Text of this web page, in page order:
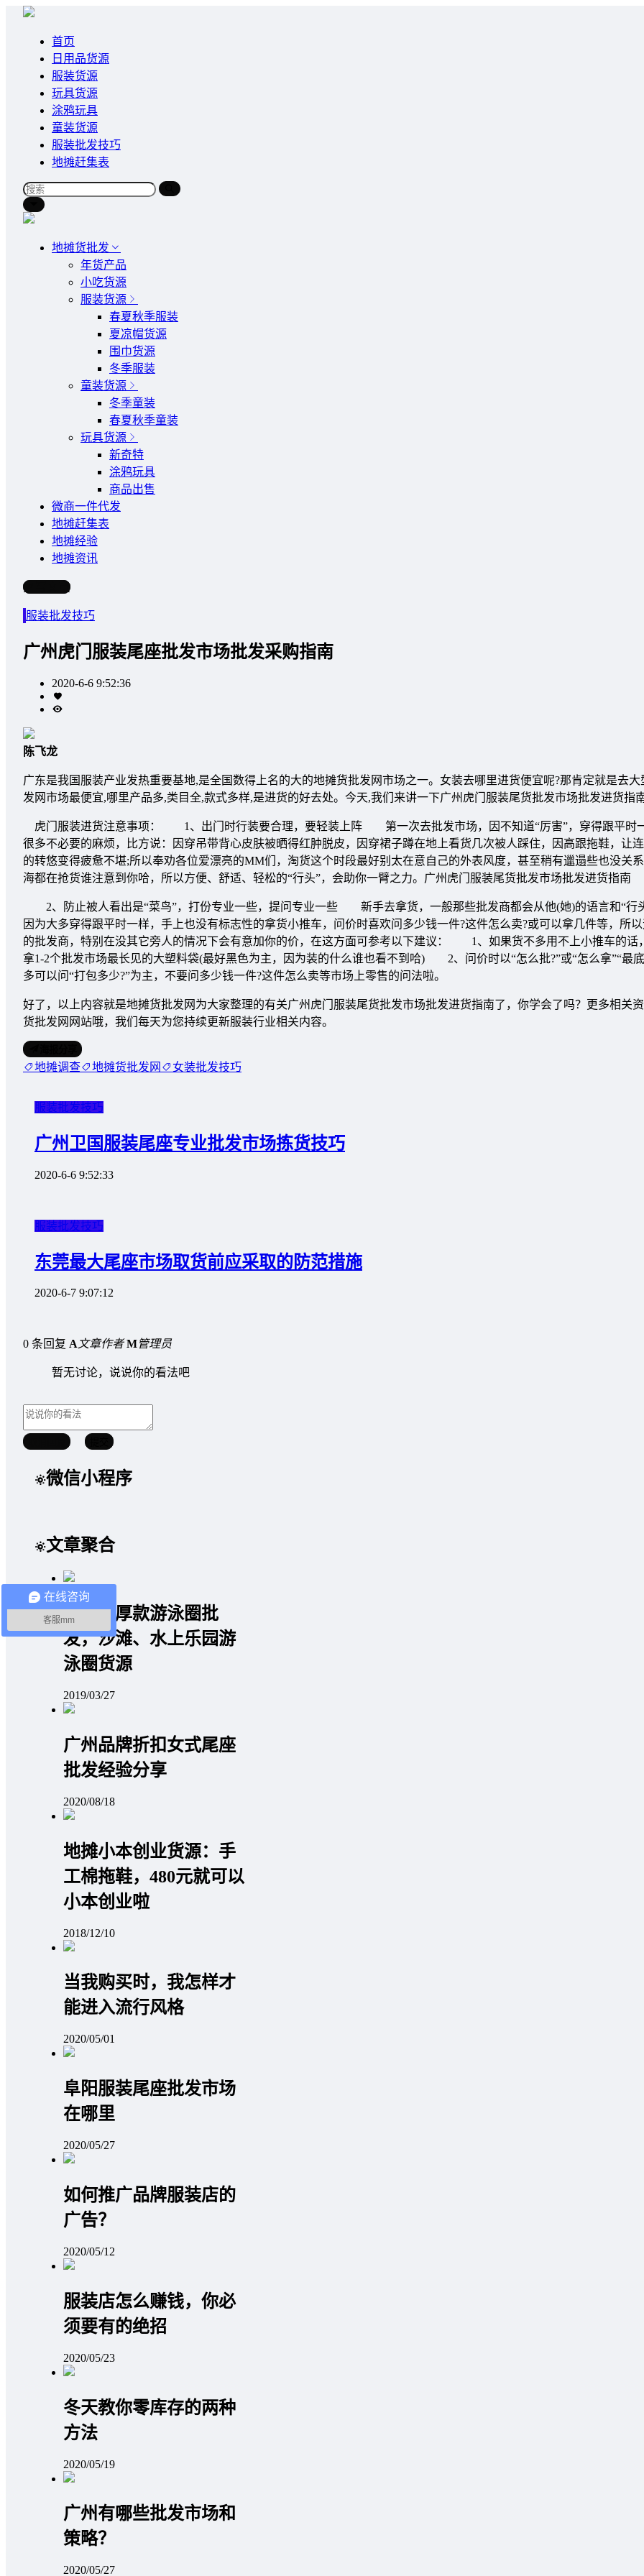
首页
日用品货源
服装货源
玩具货源
涂鸦玩具
童装货源
服装批发技巧
地摊赶集表
地摊货批发
年货产品
小吃货源
服装货源
春夏秋季服装
夏凉帽货源
围巾货源
冬季服装
童装货源
冬季童装
春夏秋季童装
玩具货源
新奇特
涂鸦玩具
商品出售
微商一件代发
地摊赶集表
地摊经验
地摊资讯
写文章
服装批发技巧
广州虎门服装尾座批发市场批发采购指南
2020-6-6 9:52:36
陈飞龙
广东是我国服装产业发热重要基地,是全国数得上名的大的地摊货批发网市场之一。女装去哪里进货便宜呢?那肯定就是去
发网市场最便宜,哪里产品多,类目全,款式多样,是进货的好去处。今天,我们来讲一下广州虎门服装尾货批发市场批发进货指南
虎门服装进货注意事项： 1、出门时行装要合理，要轻装上阵 第一次去批发市场，因不知道“厉害”，穿得跟平时
很多不必要的麻烦，比方说：因穿吊带背心皮肤被晒得红肿脱皮，因穿裙子蹲在地上看货几次被人踩住，因高跟拖鞋，让
的转悠变得疲惫不堪;所以奉劝各位爱漂亮的MM们，淘货这个时段最好别太在意自己的外表风度，甚至稍有邋遢些也没关
海都在抢货谁注意到你哈，所以方便、舒适、轻松的“行头”，会助你一臂之力。广州虎门服装尾货批发市场批发进货指南
2、防止被人看出是“菜鸟”，打份专业一些，提问专业一些 新手去拿货，一般那些批发商都会从他(她)的语言和“行头
因为大多穿得跟平时一样，手上也没有标志性的拿货小推车，问价时喜欢问多少钱一件?这件怎么卖?或可以拿几件等，所
的批发商，特别在没其它旁人的情况下会有意加你的价，在这方面可参考以下建议： 1、如果货不多用不上小推车的话
拿1-2个批发市场最长见的大塑料袋(最好黑色为主，因为装的什么谁也看不到哈) 2、问价时以“怎么批?”或“怎么拿”“最
多可以问“打包多少?”为主，不要问多少钱一件?这件怎么卖等市场上零售的问法啦。
好了，以上内容就是地摊货批发网为大家整理的有关广州虎门服装尾货批发市场批发进货指南了，你学会了吗？更多相关
货批发网网站哦，我们每天为您持续更新服装行业相关内容。
地摊调查 地摊货批发网 女装批发技巧
服装批发技巧
广州卫国服装尾座专业批发市场拣货技巧
2020-6-6 9:52:33
服装批发技巧
东莞最大尾座市场取货前应采取的防范措施
2020-6-7 9:07:12
0 条回复 A文章作者 M管理员
暂无讨论，说说你的看法吧
微信小程序
文章聚合
2019加厚款游泳圈批
发，沙滩、水上乐园游
泳圈货源
2019/03/27
广州品牌折扣女式尾座
批发经验分享
2020/08/18
地摊小本创业货源：手
工棉拖鞋，480元就可以
小本创业啦
2018/12/10
当我购买时，我怎样才
能进入流行风格
2020/05/01
阜阳服装尾座批发市场
在哪里
2020/05/27
如何推广品牌服装店的
广告？
2020/05/12
服装店怎么赚钱，你必
须要有的绝招
2020/05/23
冬天教你零库存的两种
方法
2020/05/19
广州有哪些批发市场和
策略？
2020/05/27
在线咨询
客服mm